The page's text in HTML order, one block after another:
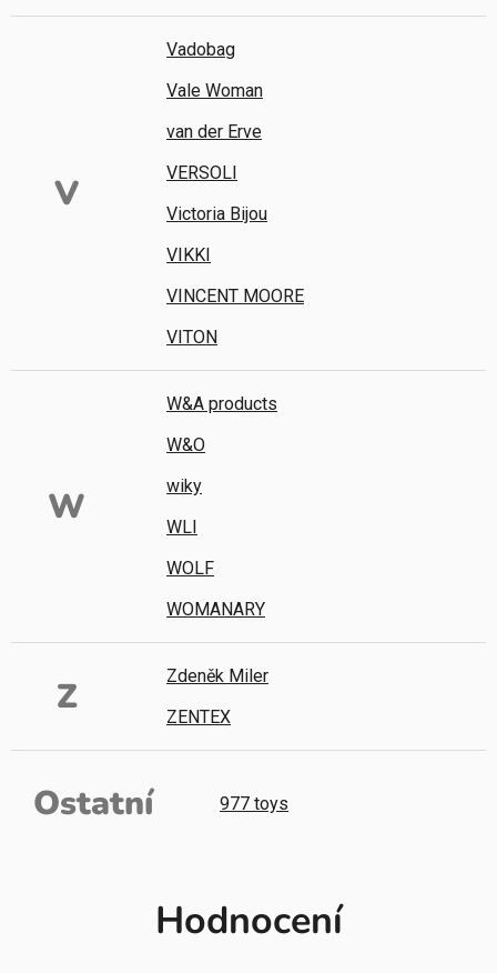
V
Vadobag
Vale Woman
van der Erve
VERSOLI
Victoria Bijou
VIKKI
VINCENT MOORE
VITON
W
W&A products
W&O
wiky
WLI
WOLF
WOMANARY
Z
Zdeněk Miler
ZENTEX
Ostatní 977 toys
Hodnocení